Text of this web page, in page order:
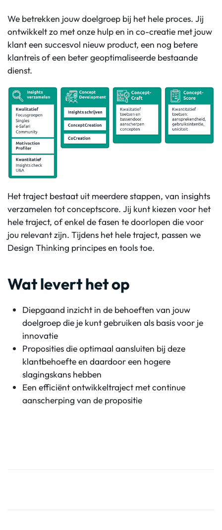
We betrekken jouw doelgroep bij het hele proces. Jij
ontwikkelt zo met onze hulp en in co-creatie met jouw
klant een succesvol nieuw product, een nog betere
klantreis of een beter geoptimaliseerde bestaande
dienst.
Het traject bestaat uit meerdere stappen, van insights
verzamelen tot conceptscore. Jij kunt kiezen voor het
hele traject, of enkel de fasen te doorlopen die voor
jou relevant zijn. Tijdens het hele traject, passen we
Design Thinking principes en tools toe.
Wat levert het op
Diepgaand inzicht in de behoeften van jouw
doelgroep die je kunt gebruiken als basis voor je
innovatie
Proposities die optimaal aansluiten bij deze
klantbehoefte en daardoor een hogere
slagingskans hebben
Een efficiënt ontwikkeltraject met continue
aanscherping van de propositie